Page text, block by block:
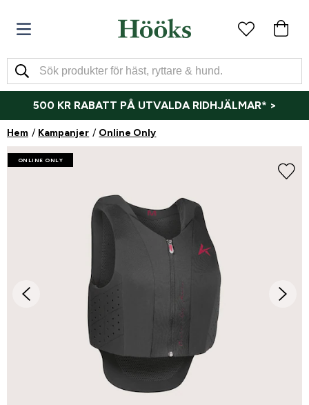
500 KR RABATT PÅ UTVALDA RIDHJÄLMAR* >
Hem Kampanjer Online Only
ONLINE ONLY